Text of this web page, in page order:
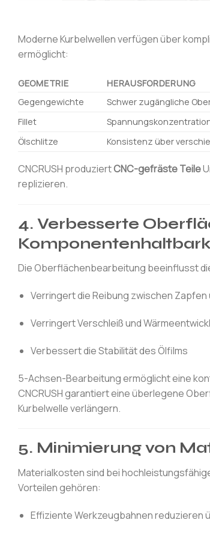
Moderne Kurbelwellen verfügen über
ermöglicht:
GEOMETRIE HERAUSFORDERUNG
Gegengewichte
Schwer zugängliche
Fillet
Ölschlitze
Konsistenz über
CNCRUSH produziertCNC-gefräste Teile
replizieren.
4. Verbesserte
Die Oberflächenbearbeitung beeinflusst
Verringert die Reibung zwischen Zapfen
Verringert Verschleiß und
Verbessert die Stabilität des Ölfilms
5-Achsen-Bearbeitung ermöglicht eine
CNCRUSH garantiert eine überlegene
Kurbelwelle verlängern.
5. Minimierung von
Materialkosten sind bei
Vorteilen gehören:
Effiziente Werkzeugbahnen reduzieren